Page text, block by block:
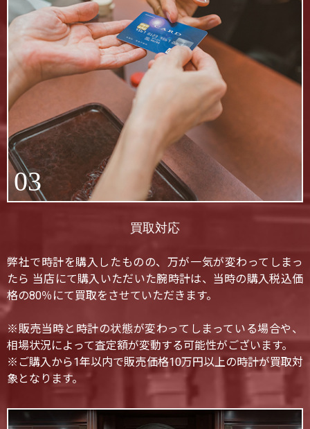
03
買取対応
弊社で時計を購入したものの、万が一気が変わってしまっ
たら 当店にて購入いただいた腕時計は、当時の購入税込価
格の80％にて買取をさせていただきます。
※販売当時と時計の状態が変わってしまっている場合や、
相場状況によって査定額が変動する可能性がございます。
※ご購入から1年以内で販売価格10万円以上の時計が買取対
象となります。